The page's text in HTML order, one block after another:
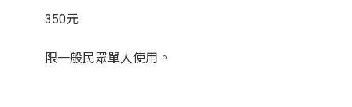
350元
限一般民眾單人使用。